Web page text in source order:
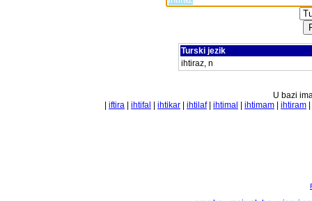
Turski jezik
ihtiraz, n
U bazi
iftira ihtifal ihtikar ihtilaf| ihtimal ihtimam ihtiram